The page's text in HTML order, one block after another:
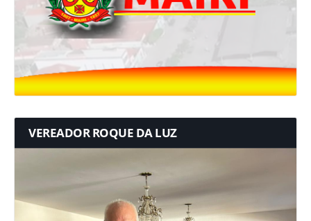
VEREADOR ROQUE DA LUZ